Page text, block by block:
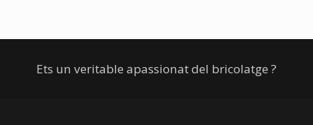
Ets un veritable apassionat del bricolatge ?